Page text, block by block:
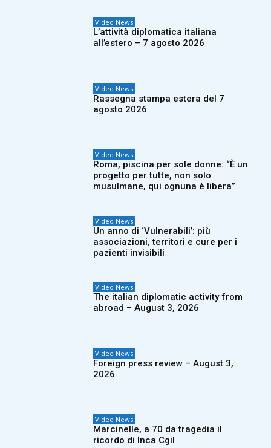
Video News
L’attività diplomatica italiana
all’estero – 7 agosto 2026
Video News
Rassegna stampa estera del 7
agosto 2026
Video News
Roma, piscina per sole donne: “È un
progetto per tutte, non solo
musulmane, qui ognuna è libera”
Video News
Un anno di ‘Vulnerabili’: più
associazioni, territori e cure per i
pazienti invisibili
Video News
The italian diplomatic activity from
abroad – August 3, 2026
Video News
Foreign press review – August 3,
2026
Video News
Marcinelle, a 70 da tragedia il
ricordo di Inca Cgil